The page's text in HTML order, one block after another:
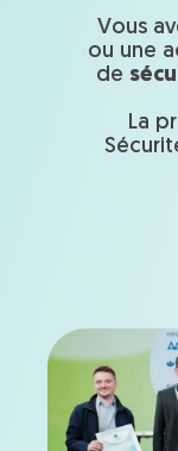
Vous
ou une
de
La